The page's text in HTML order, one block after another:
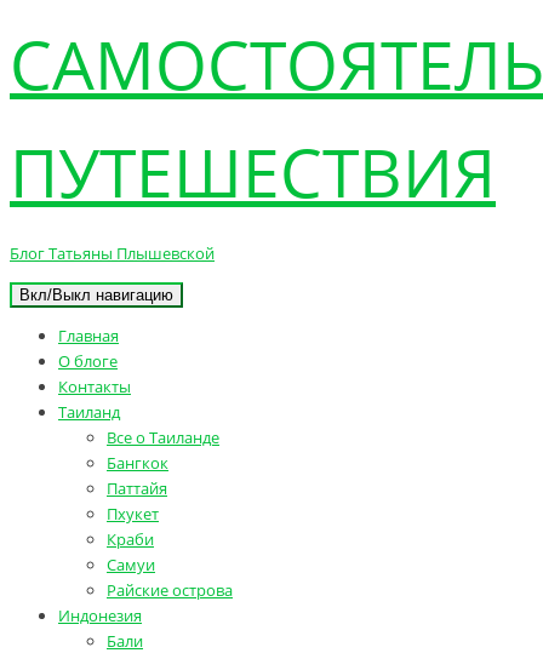
ПУТЕШЕСТВИЯ
Блог Татьяны Плышевской
Вкл/Выкл навигацию
Главная
О блоге
Контакты
Таиланд
Все о Таиланде
Бангкок
Паттайя
Пхукет
Краби
Самуи
Райские острова
Индонезия
Бали